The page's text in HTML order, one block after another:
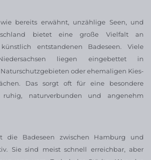
bereits erwähnt, unzählige Seen, und
bietet eine große Vielfalt an
entstandenen Badeseen. Viele
liegen eingebettet in
oder ehemaligen Kies-
Das sorgt oft für eine besondere
naturverbunden und angenehm
die Badeseen zwischen Hamburg und
Sie sind meist schnell erreichbar, aber